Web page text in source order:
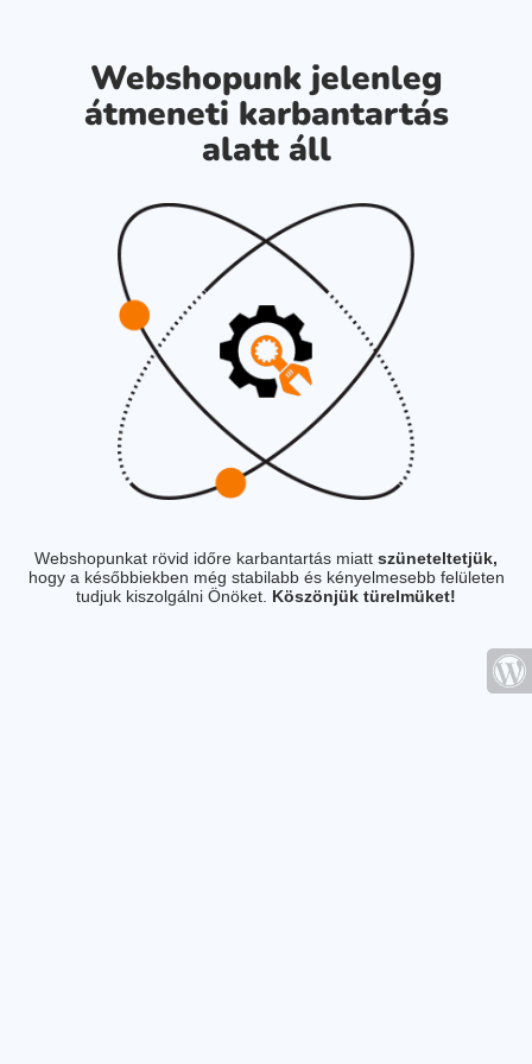
Webshopunk jelenleg
átmeneti karbantartás
alatt áll
Webshopunkat rövid időre karbantartás miatt szüneteltetjük,
hogy a későbbiekben még stabilabb és kényelmesebb felületen
tudjuk kiszolgálni Önöket. Köszönjük türelmüket!